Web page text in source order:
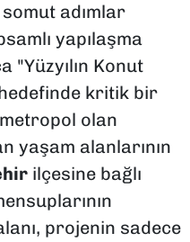
adımlar
yapılaşma
Konut
kritik bir
olan
yaşam alanlarının
ilçesine bağlı
projenin sadece